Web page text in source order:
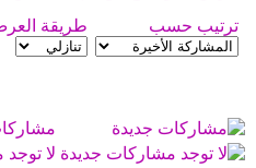
ترتيب حسب
طريقة
لا